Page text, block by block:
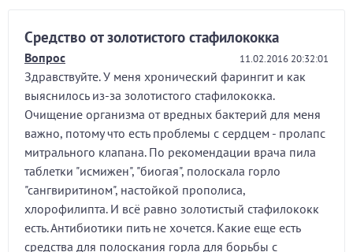
Средство от золотистого стафилококка
Вопрос 11.02.2016 20:32:01
Здравствуйте. У меня хронический фарингит и как
выяснилось из-за золотистого стафилококка.
Очищение организма от вредных бактерий для меня
важно, потому что есть проблемы с сердцем - пролапс
митрального клапана. По рекомендации врача пила
таблетки "исмижен", "биогая", полоскала горло
"сангвиритином", настойкой прополиса,
хлорофилипта. И всё равно золотистый стафилококк
есть. Антибиотики пить не хочется. Какие еще есть
средства для полоскания горла для борьбы с